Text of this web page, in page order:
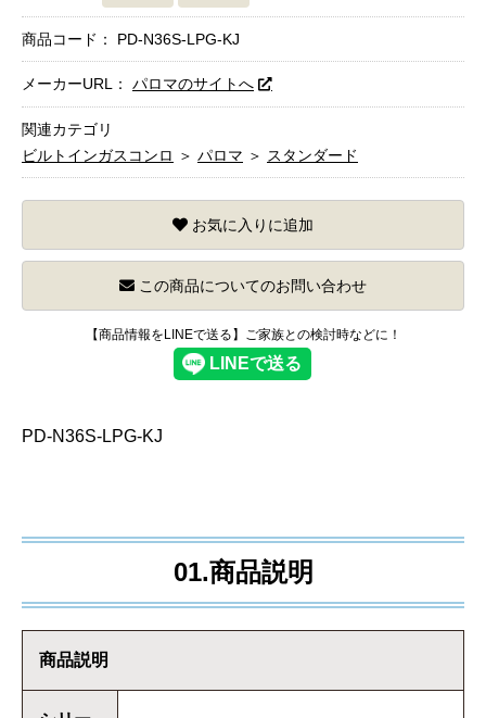
商品コード： PD-N36S-LPG-KJ
メーカーURL： パロマのサイトへ
関連カテゴリ
ビルトインガスコンロ ＞ パロマ ＞ スタンダード
お気に入りに追加
この商品についてのお問い合わせ
【商品情報をLINEで送る】ご家族との検討時などに！
PD-N36S-LPG-KJ
01.商品説明
商品説明